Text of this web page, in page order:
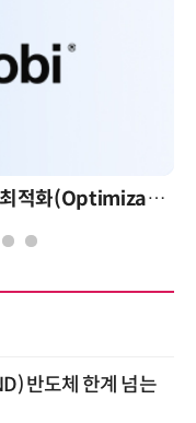
AI 시대의 의사결정을 바꾸는 수리최적화(Optimization): 실제 산업 적용 사례와 활용 전략
반도체 한계 넘는